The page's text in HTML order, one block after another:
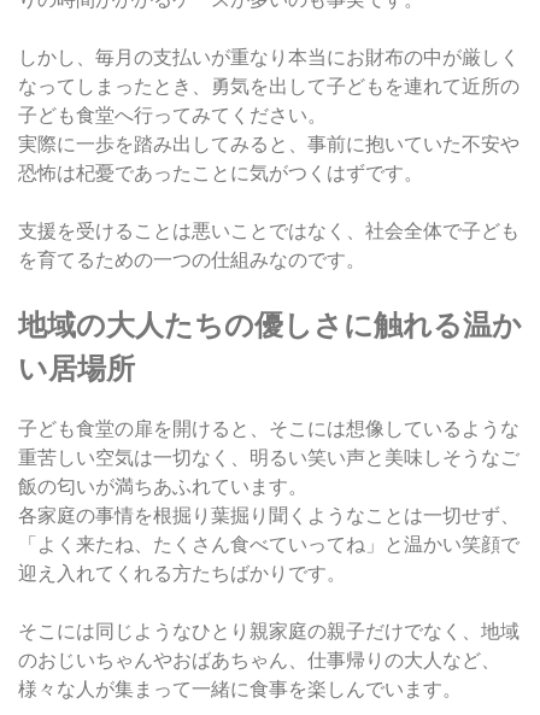
しかし、毎月の支払いが重なり本当にお財布の中が厳しく
なってしまったとき、勇気を出して子どもを連れて近所の
子ども食堂へ行ってみてください。
実際に一歩を踏み出してみると、事前に抱いていた不安や
恐怖は杞憂であったことに気がつくはずです。
支援を受けることは悪いことではなく、社会全体で子ども
を育てるための一つの仕組みなのです。
地域の大人たちの優しさに触れる温か
い居場所
子ども食堂の扉を開けると、そこには想像しているような
重苦しい空気は一切なく、明るい笑い声と美味しそうなご
飯の匂いが満ちあふれています。
各家庭の事情を根掘り葉掘り聞くようなことは一切せず、
「よく来たね、たくさん食べていってね」と温かい笑顔で
迎え入れてくれる方たちばかりです。
そこには同じようなひとり親家庭の親子だけでなく、地域
のおじいちゃんやおばあちゃん、仕事帰りの大人など、
様々な人が集まって一緒に食事を楽しんでいます。